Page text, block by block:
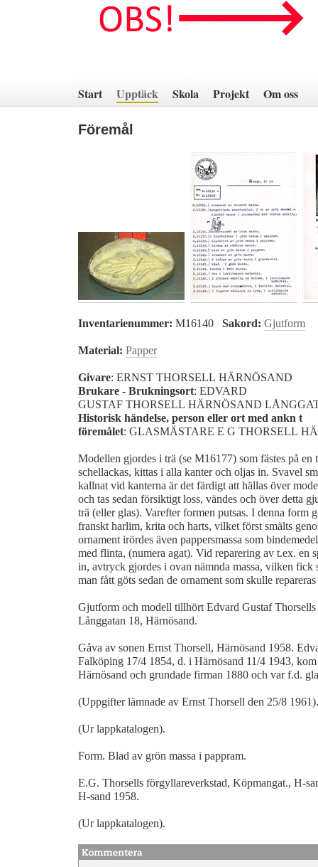
innehåll
Start Upptäck Skola Projekt Om oss
Föremål
Inventarienummer: M16140 Sakord: Gjutform
Material: Papper
Givare: ERNST THORSELL HÄRNÖSAND
Brukare - Brukningsort: EDVARD
GUSTAF THORSELL HÄRNÖSAND
Historisk händelse, person eller ort med ankn t
föremålet: GLASMÄSTARE E G THORSELL
Modellen gjordes i trä (se M16177) som fästes på en
schellackas, kittas i alla kanter och oljas in. Svavel
kallnat vid kanterna är det färdigt att hällas över
och tas sedan försiktigt loss, vändes och över detta
trä (eller glas). Varefter formen putsas. I denna form
franskt harlim, krita och harts, vilket först smälts
ornament irördes även pappersmassa som
med flinta, (numera agat). Vid reparering av t.ex. en
in, avtryck gjordes i ovan nämnda massa, vilken fick
man fått göts sedan de ornament som skulle
Gjutform och modell tillhört Edvard Gustaf
Långgatan 18, Härnösand.
Gåva av sonen Ernst Thorsell, Härnösand 1958.
Falköping 17/4 1854, d. i Härnösand 11/4 1943,
Härnösand och grundade firman 1880 och var f.d.
(Uppgifter lämnade av Ernst Thorsell den 25/8
(Ur lappkatalogen).
Form. Blad av grön massa i pappram.
E.G. Thorsells förgyllareverkstad, Köpmangat., H-
H-sand 1958.
(Ur lappkatalogen).